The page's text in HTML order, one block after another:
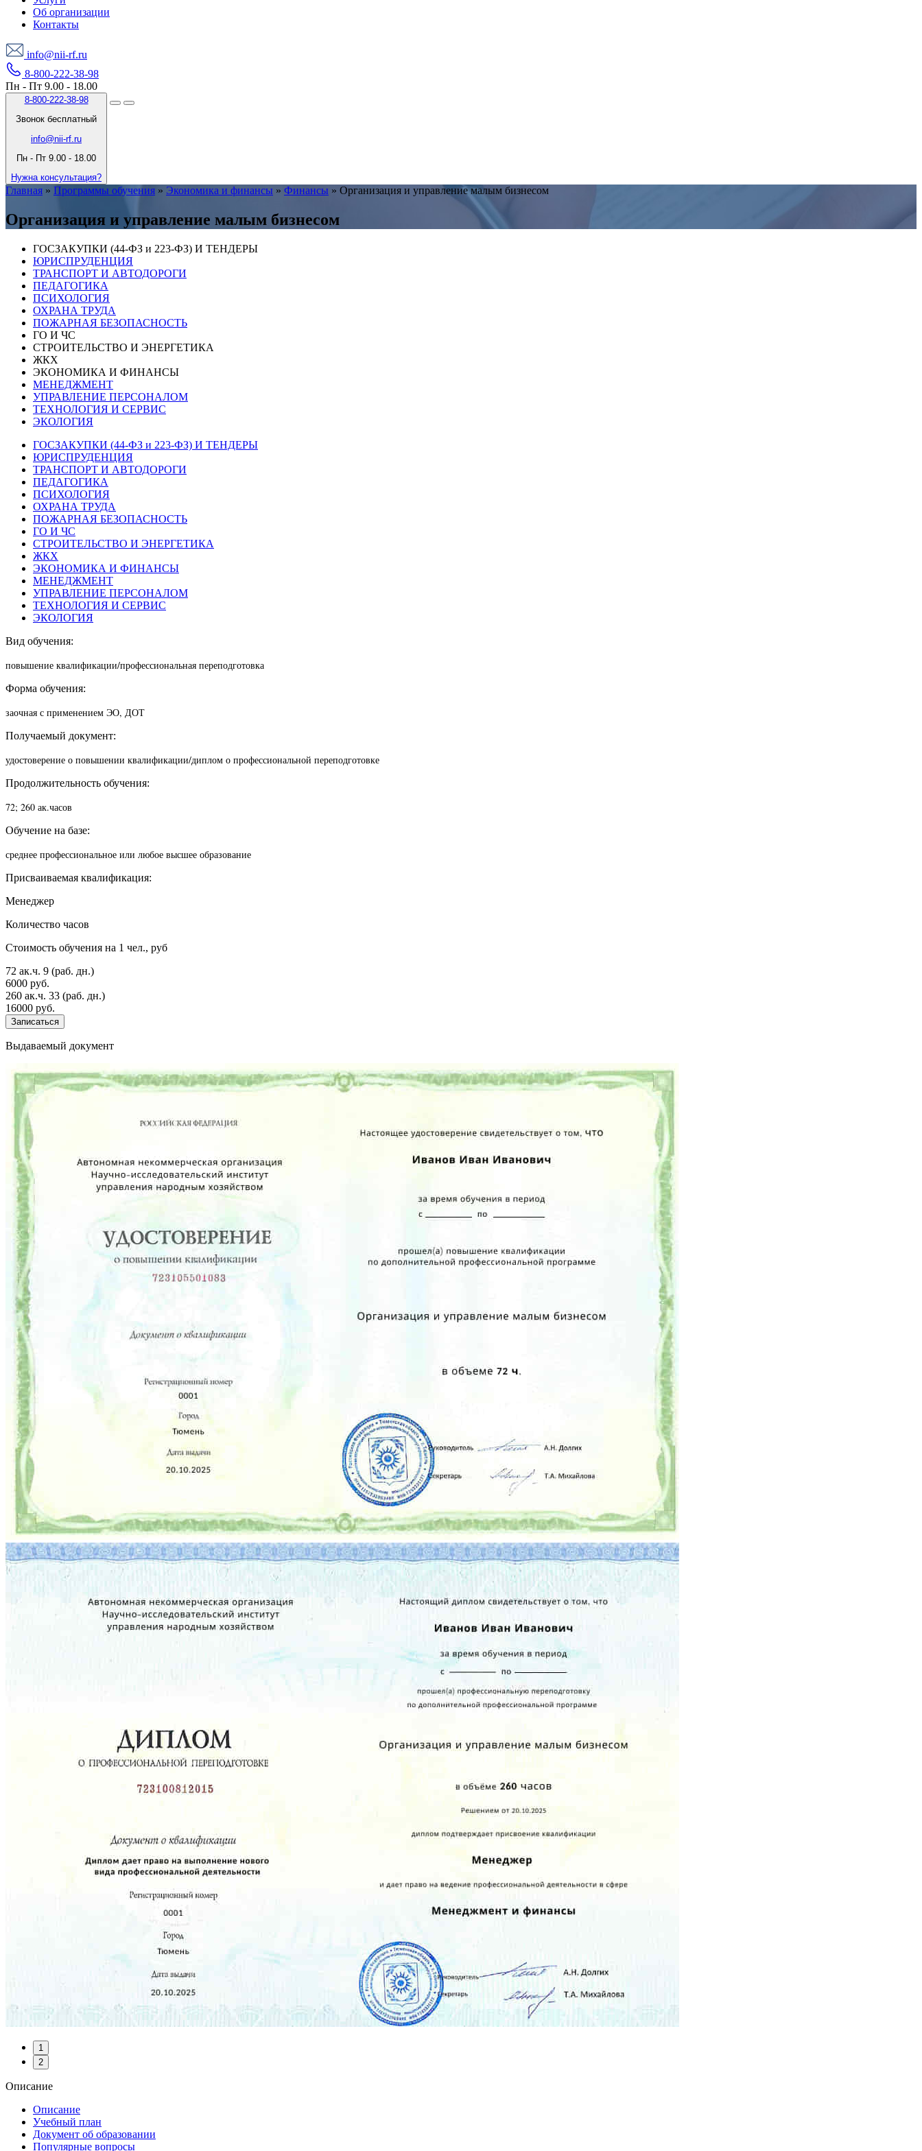
Об организации
Контакты
info@nii-rf.ru
8-800-222-38-98
Пн - Пт 9.00 - 18.00
8-800-222-38-98
Звонок бесплатный
info@nii-rf.ru
Пн - Пт 9.00 - 18.00
Нужна консультация?
Главная » Программы обучения » Экономика и финансы » Финансы » Организация и управление малым бизнесом
Организация и управление малым бизнесом
ГОСЗАКУПКИ (44-ФЗ и 223-ФЗ) И ТЕНДЕРЫ
ЮРИСПРУДЕНЦИЯ
ТРАНСПОРТ И АВТОДОРОГИ
ПЕДАГОГИКА
ПСИХОЛОГИЯ
ОХРАНА ТРУДА
ПОЖАРНАЯ БЕЗОПАСНОСТЬ
ГО И ЧС
СТРОИТЕЛЬСТВО И ЭНЕРГЕТИКА
ЖКХ
ЭКОНОМИКА И ФИНАНСЫ
МЕНЕДЖМЕНТ
УПРАВЛЕНИЕ ПЕРСОНАЛОМ
ТЕХНОЛОГИЯ И СЕРВИС
ЭКОЛОГИЯ
ГОСЗАКУПКИ (44-ФЗ и 223-ФЗ) И ТЕНДЕРЫ
ЮРИСПРУДЕНЦИЯ
ТРАНСПОРТ И АВТОДОРОГИ
ПЕДАГОГИКА
ПСИХОЛОГИЯ
ОХРАНА ТРУДА
ПОЖАРНАЯ БЕЗОПАСНОСТЬ
ГО И ЧС
СТРОИТЕЛЬСТВО И ЭНЕРГЕТИКА
ЖКХ
ЭКОНОМИКА И ФИНАНСЫ
МЕНЕДЖМЕНТ
УПРАВЛЕНИЕ ПЕРСОНАЛОМ
ТЕХНОЛОГИЯ И СЕРВИС
ЭКОЛОГИЯ
Вид обучения:
повышение квалификации/профессиональная переподготовка
Форма обучения:
заочная с применением ЭО, ДОТ
Получаемый документ:
удостоверение о повышении квалификации/диплом о профессиональной переподготовке
Продолжительность обучения:
72; 260 ак.часов
Обучение на базе:
среднее профессиональное или любое высшее образование
Присваиваемая квалификация:
Менеджер
Количество часов
Стоимость обучения на 1 чел., руб
72 ак.ч. 9 (раб. дн.)
6000 руб.
260 ак.ч. 33 (раб. дн.)
16000 руб.
Записаться
Выдаваемый документ
1
2
Описание
Описание
Учебный план
Документ об образовании
Популярные вопросы